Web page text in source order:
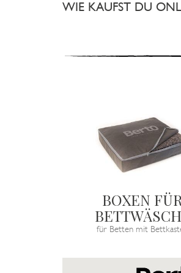
WIE KAUFST DU
BOXEN
für Betten mit